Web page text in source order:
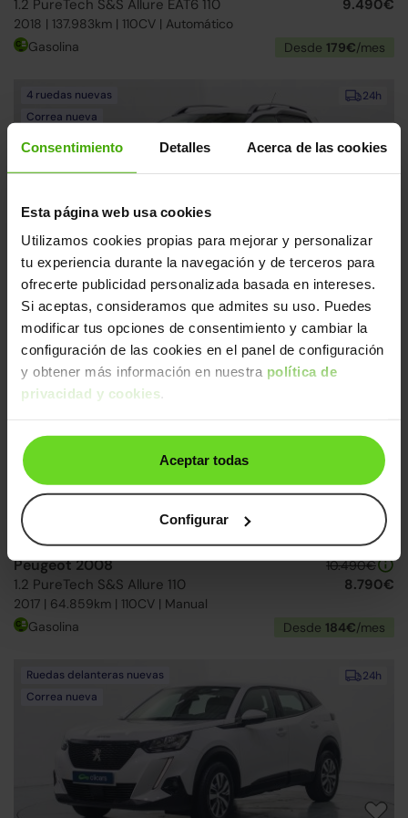
Consentimiento Detalles Acerca de las cookies
Esta página web usa cookies
Utilizamos cookies propias para mejorar y personalizar
tu experiencia durante la navegación y de terceros para
ofrecerte publicidad personalizada basada en intereses.
Si aceptas, consideramos que admites su uso. Puedes
modificar tus opciones de consentimiento y cambiar la
configuración de las cookies en el panel de configuración
y obtener más información en nuestra política de
privacidad y cookies.
Aceptar todas
Configurar
1.2 PureTech S&S Allure EAT6 110
2018 | 137.983km | 110CV | Automático
9.490€
Gasolina Desde 179€/mes
24h
4 ruedas nuevas
Correa nueva
Peugeot 2008
1.2 PureTech S&S Style 82
2019 | 73.619km | 82CV | Manual
10.990€
9.490€
Gasolina Desde179€ /mes
↓ 300€
Peugeot 2008
1.2 PureTech S&S Allure 110
2017 | 64.859km | 110CV | Manual
10.490€
8.790€
Gasolina Desde 184€/mes
24h
Ruedas delanteras nuevas
Correa nueva